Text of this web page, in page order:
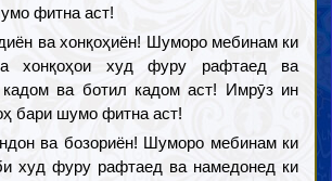
фитна аст!
ва хонқоҳиён! Шуморо мебинам ки
хонқоҳои худ фуру рафтаед ва
ва ботил кадом аст! Имрӯз ин
бари шумо фитна аст!
ва бозориён! Шуморо мебинам ки
худ фуру рафтаед ва намедонед ки